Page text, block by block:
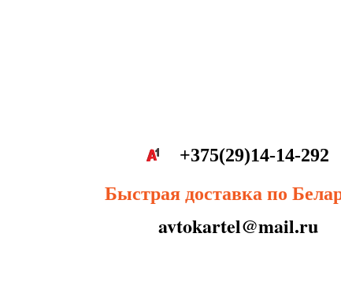
+375(29)14-14-292
Быстрая доставка по
avtokartel@mail.ru